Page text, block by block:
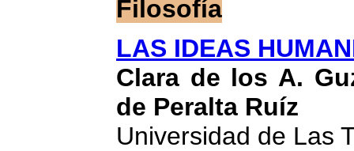
Filosofía
LAS IDEAS
Clara de los A.
de Peralta Ruíz
Universidad de Las